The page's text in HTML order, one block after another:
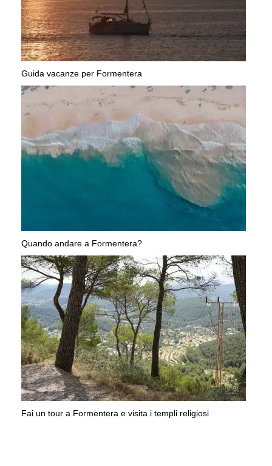
Guida vacanze per Formentera
Quando andare a Formentera?
Fai un tour a Formentera e visita i templi religiosi